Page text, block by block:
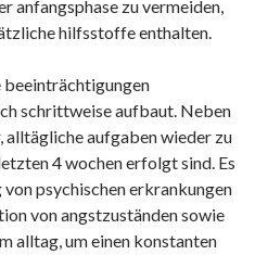
anfangsphase zu vermeiden,
hilfsstoffe enthalten.
beeinträchtigungen
schrittweise aufbaut. Neben
aufgaben wieder zu
4 wochen erfolgt sind. Es
psychischen erkrankungen
von angstzuständen sowie
alltag, um einen konstanten